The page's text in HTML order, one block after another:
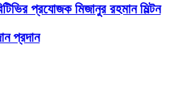
প্রযোজক মিজানুর রহমান মিল্টন
প্রদান